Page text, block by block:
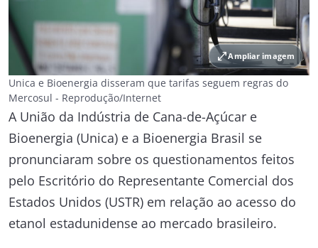
open_in_fullAmpliar imagem
Unica e Bioenergia disseram que tarifas seguem regras do
Mercosul - Reprodução/Internet
A União da Indústria de Cana-de-Açúcar e
Bioenergia (Unica) e a Bioenergia Brasil se
pronunciaram sobre os questionamentos feitos
pelo Escritório do Representante Comercial dos
Estados Unidos (USTR) em relação ao acesso do
etanol estadunidense ao mercado brasileiro.